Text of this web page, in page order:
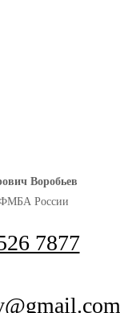
Воробьев
России
7877